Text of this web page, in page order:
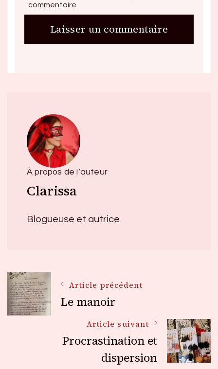
commentaire.
À propos de l’auteur
Clarissa
Blogueuse et autrice
Navigation
des
articles
Article précédent
Le manoir
Article suivant
Procrastination et
dispersion